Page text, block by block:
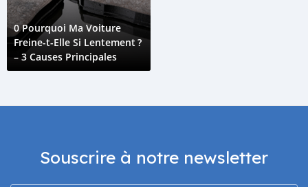
0 Pourquoi Ma Voiture
Freine-t-Elle Si Lentement ?
– 3 Causes Principales
Souscrire à notre newsletter